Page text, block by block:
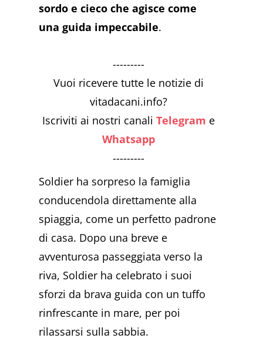
sordo e cieco che agisce come
una guida impeccabile.
---------
Vuoi ricevere tutte le notizie di
vitadacani.info?
Iscriviti ai nostri canaliTelegram e
Whatsapp
---------
Soldier ha sorpreso la famiglia
conducendola direttamente alla
spiaggia, come un perfetto padrone
di casa. Dopo una breve e
avventurosa passeggiata verso la
riva, Soldier ha celebrato i suoi
sforzi da brava guida con un tuffo
rinfrescante in mare, per poi
rilassarsi sulla sabbia.